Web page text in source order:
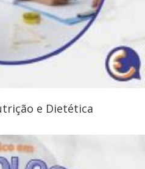
e Dietética